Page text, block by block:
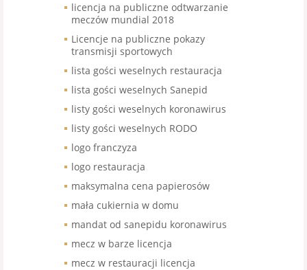
licencja na publiczne odtwarzanie
meczów mundial 2018
Licencje na publiczne pokazy
transmisji sportowych
lista gości weselnych restauracja
lista gości weselnych Sanepid
listy gości weselnych koronawirus
listy gości weselnych RODO
logo franczyza
logo restauracja
maksymalna cena papierosów
mała cukiernia w domu
mandat od sanepidu koronawirus
mecz w barze licencja
mecz w restauracji licencja